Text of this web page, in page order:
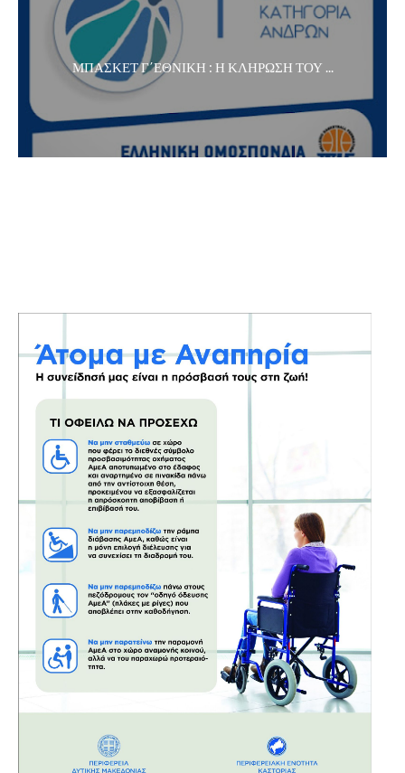
ΜΠΑΣΚΕΤ Γ΄ΕΘΝΙΚΗ : Η ΚΛΗΡΩΣΗ ΤΟΥ ...